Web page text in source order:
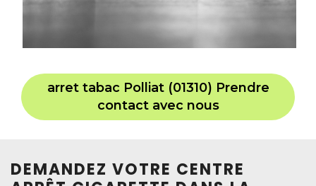
arret tabac Polliat (01310) Prendre
contact avec nous
DEMANDEZ VOTRE CENTRE